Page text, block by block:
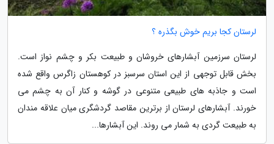
لرستان کجا بریم خوش بگذره ؟
لرستان سرزمین آبشارهای خروشان و طبیعت بکر و چشم نواز است.
بخش قابل توجهی از این استان سرسبز در کوهستان زاگرس واقع شده
است و جاذبه های طبیعی متنوعی در گوشه و کنار آن به چشم می
خورند. آبشارهای لرستان از برترین مقاصد گردشگری میان علاقه مندان
به طبیعت گردی به شمار می روند. این آبشارها...